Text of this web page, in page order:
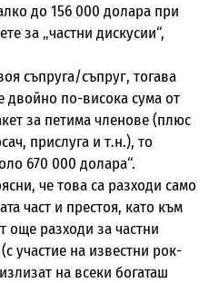
до 156 000 долара при
за „частни дискусии“,
съпруга/съпруг, тогава
двойно по-висока сума от
за петима членове (плюс
прислуга и т.н.), то
670 000 долара“.
че това са разходи само
част и престоя, като към
още разходи за частни
участие на известни рок-
на всеки богаташ